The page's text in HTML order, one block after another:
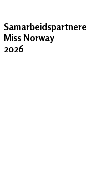
Samarbeidspartnere
Miss Norway
2026